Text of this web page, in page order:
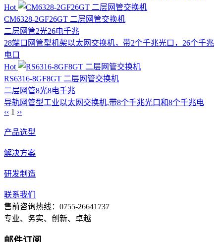
Hot
CM6328-2GF26GT 二层网管交换机
二层网管2光26电千兆
28端口网管型机架以太网交换机，带2个千兆光口，26个千兆
电口
Hot
RS6316-8GF8GT 二层网管交换机
二层网管8光8电千兆
导轨网管型工业以太网交换机,带8个千兆光口和8个千兆电
‹‹ 1 ››
产品选型
解决方案
研发制造
联系我们
售前咨询热线：0755-26641737
专业、务实、创新、卓越